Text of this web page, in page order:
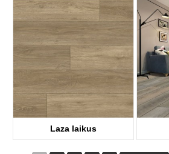
KTV8008
Laza laikus